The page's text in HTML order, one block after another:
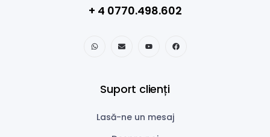
+ 4 0770.498.602
Suport clienți
Lasă-ne un mesaj